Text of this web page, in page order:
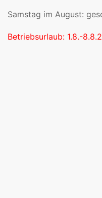
Samstag im August:
Betriebsurlaub: 1.8.-